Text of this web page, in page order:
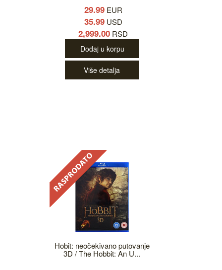
29.99EUR
35.99USD
2,999.00 RSD
Dodaj u korpu
Više detalja
Hobit: neočekivano putovanje
3D / The Hobbit: An U...